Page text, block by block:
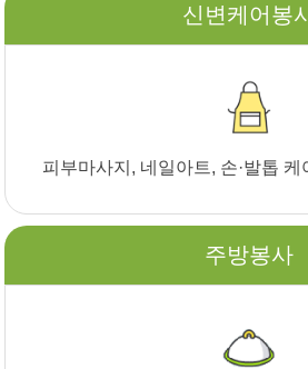
신변케어봉
피부마사지, 네일아트, 손·발톱
주방봉사